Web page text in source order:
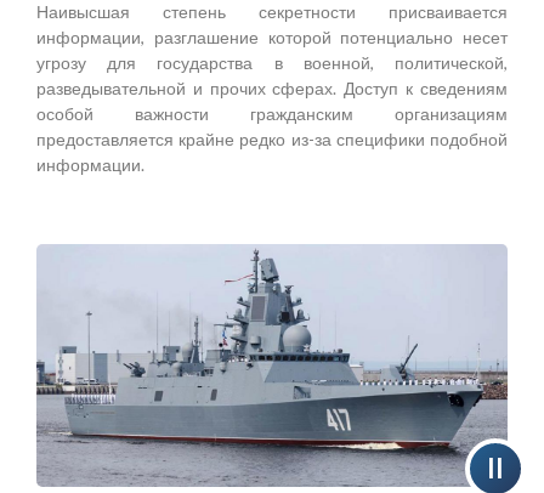
Наивысшая степень секретности присваивается
информации, разглашение которой потенциально несет
угрозу для государства в военной, политической,
разведывательной и прочих сферах. Доступ к сведениям
особой важности гражданским организациям
предоставляется крайне редко из-за специфики подобной
информации.